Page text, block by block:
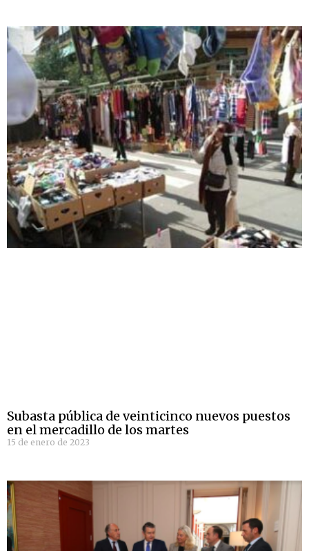
Subasta pública de veinticinco nuevos puestos
en el mercadillo de los martes
15 de enero de 2023